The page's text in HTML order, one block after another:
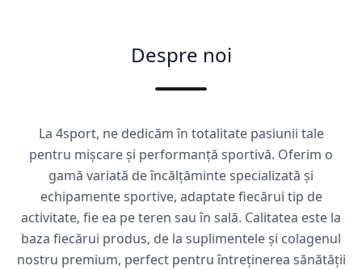
Despre noi
La 4sport, ne dedicăm în totalitate pasiunii tale
pentru mișcare și performanță sportivă. Oferim o
gamă variată de încălțăminte specializată și
echipamente sportive, adaptate fiecărui tip de
activitate, fie ea pe teren sau în sală. Calitatea este la
baza fiecărui produs, de la suplimentele și colagenul
nostru premium, perfect pentru întreținerea sănătății